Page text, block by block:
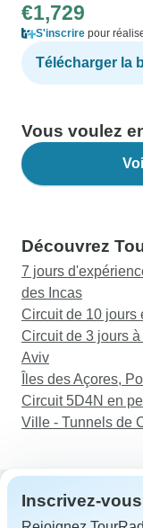
€1,729
S'inscrire pour
Télécharger la
Vous voulez
Découvrez
7 jours
des Incas
Circuit de 10 jours
Circuit de 3 jours à
Aviv
Îles des Açores,
Circuit 5D4N en
Ville - Tunnels de
Inscrivez-